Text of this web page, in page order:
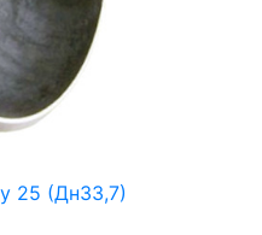
25 (Дн33,7)